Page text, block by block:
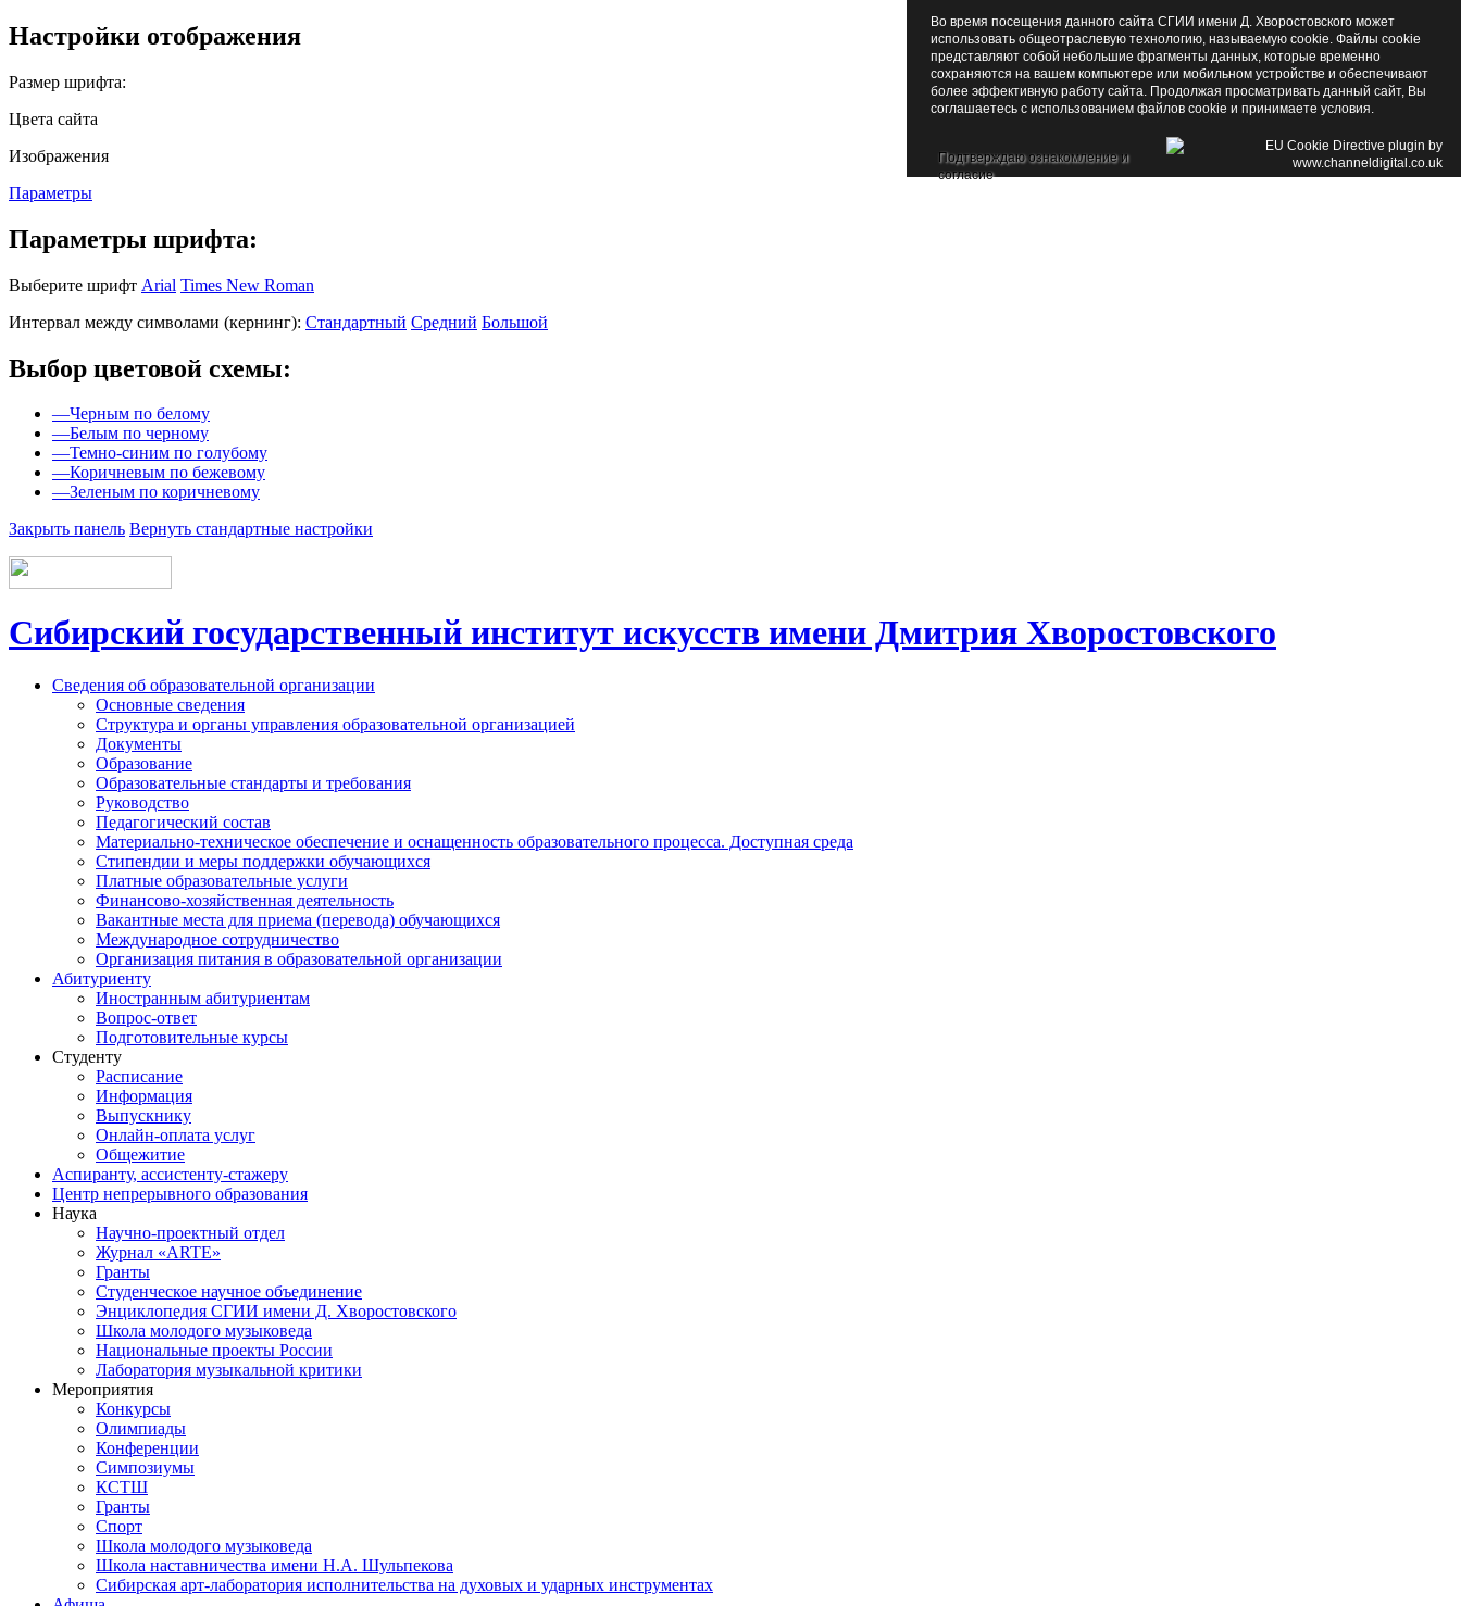
Настройки отображения
Размер шрифта:
Цвета сайта
Изображения
Параметры
Параметры шрифта:
Выберите шрифт Arial Times New Roman
Интервал между символами (кернинг): Стандартный Средний Большой
Выбор цветовой схемы:
—Черным по белому
—Белым по черному
—Темно-синим по голубому
—Коричневым по бежевому
—Зеленым по коричневому
Закрыть панель Вернуть стандартные настройки
Сибирский государственный институт искусств имени Дмитрия Хворостовского
Сведения об образовательной организации
Основные сведения
Структура и органы управления образовательной организацией
Документы
Образование
Образовательные стандарты и требования
Руководство
Педагогический состав
Материально-техническое обеспечение и оснащенность образовательного процесса. Доступная среда
Стипендии и меры поддержки обучающихся
Платные образовательные услуги
Финансово-хозяйственная деятельность
Вакантные места для приема (перевода) обучающихся
Международное сотрудничество
Организация питания в образовательной организации
Абитуриенту
Иностранным абитуриентам
Вопрос-ответ
Подготовительные курсы
Студенту
Расписание
Информация
Выпускнику
Онлайн-оплата услуг
Общежитие
Аспиранту, ассистенту-стажеру
Центр непрерывного образования
Наука
Научно-проектный отдел
Журнал «ARTE»
Гранты
Студенческое научное объединение
Энциклопедия СГИИ имени Д. Хворостовского
Школа молодого музыковеда
Национальные проекты России
Лаборатория музыкальной критики
Мероприятия
Конкурсы
Олимпиады
Конференции
Симпозиумы
КСТШ
Гранты
Спорт
Школа молодого музыковеда
Школа наставничества имени Н.А. Шульпекова
Сибирская арт-лаборатория исполнительства на духовых и ударных инструментах
Во время посещения данного сайта СГИИ имени Д. Хворостовского может
использовать общеотраслевую технологию, называемую cookie. Файлы cookie
представляют собой небольшие фрагменты данных, которые временно
сохраняются на вашем компьютере или мобильном устройстве и обеспечивают
более эффективную работу сайта. Продолжая просматривать данный сайт, Вы
соглашаетесь с использованием файлов cookie и принимаете условия.
Подтверждаю ознакомление и
согласие